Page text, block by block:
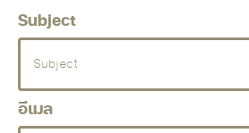
Subject
อีเมล